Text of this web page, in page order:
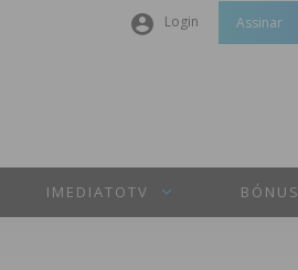
Login Assinar
IMEDIATOTV BÓNUS